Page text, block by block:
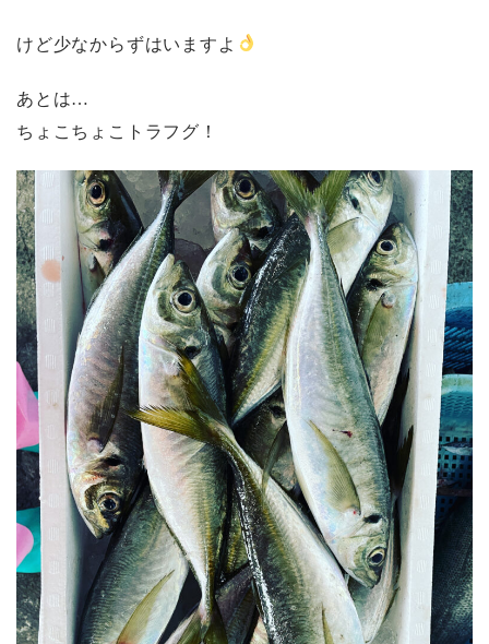
けど少なからずはいますよ
あとは…
ちょこちょこトラフグ！